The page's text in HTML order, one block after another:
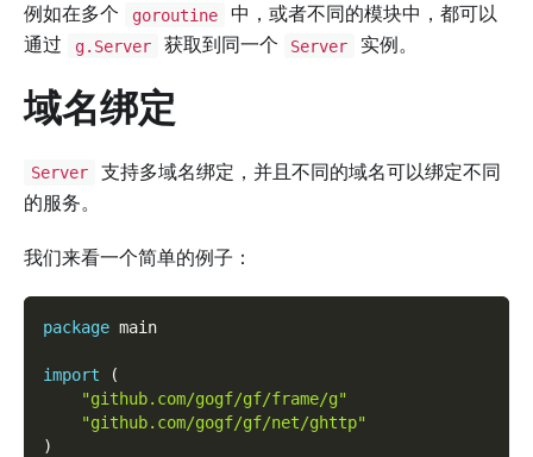
例如在多个
goroutine
中，或者不同的模块中，都可以
通过
g.Server 获取到同一个 Server 实例。
域名绑定
Server
支持多域名绑定，并且不同的域名可以绑定不同
的服务。
我们来看一个简单的例子：
package main
import
(
"github.com/gogf/gf/frame/g"
"github.com/gogf/gf/net/ghttp"
)